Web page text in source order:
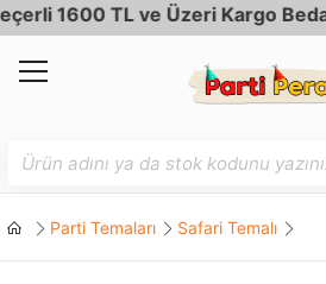
1600 TL ve Üzeri Kargo Bedava !
Parti Temaları Safari Temalı